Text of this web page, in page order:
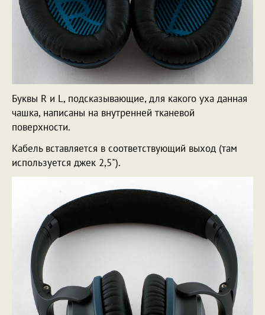
Буквы R и L, подсказывающие, для какого уха данная
чашка, написаны на внутренней тканевой
поверхности.
Кабель вставляется в соответствующий выход (там
используется джек 2,5").